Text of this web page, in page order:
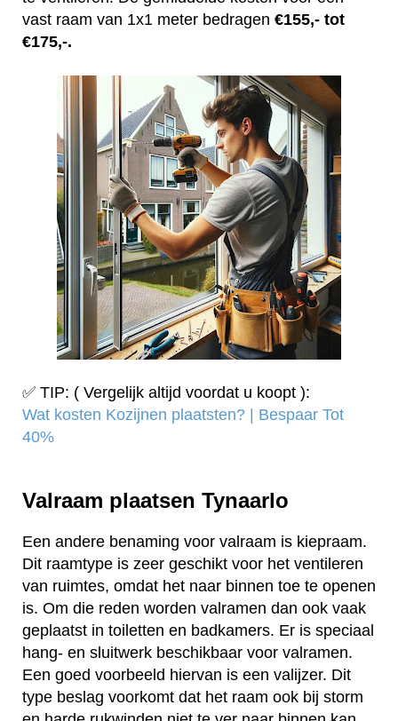
vast raam van 1x1 meter bedragen €155,- tot
€175,-.
✅ TIP: ( Vergelijk altijd voordat u koopt ):
Wat kosten Kozijnen plaatsten? | Bespaar Tot
40%‎
Valraam plaatsen Tynaarlo
Een andere benaming voor valraam is kiepraam.
Dit raamtype is zeer geschikt voor het ventileren
van ruimtes, omdat het naar binnen toe te openen
is. Om die reden worden valramen dan ook vaak
geplaatst in toiletten en badkamers. Er is speciaal
hang- en sluitwerk beschikbaar voor valramen.
Een goed voorbeeld hiervan is een valijzer. Dit
type beslag voorkomt dat het raam ook bij storm